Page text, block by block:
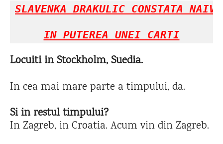
SLAVENKA DRAKULIC CONSTATA
IN PUTEREA UNEI CARTI
Locuiti in Stockholm, Suedia.
In cea mai mare parte a timpului, da.
Si in restul timpului?
In Zagreb, in Croatia. Acum vin din Zagreb.